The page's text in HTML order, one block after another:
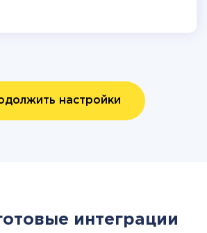
настройки
интеграции